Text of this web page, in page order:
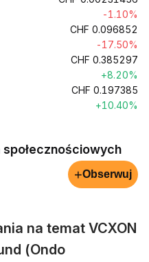
-1.10%
CHF 0.096852
-17.50%
CHF 0.385297
+8.20%
CHF 0.197385
+10.40%
+Obserwuj
na temat VCXON
(Ondo